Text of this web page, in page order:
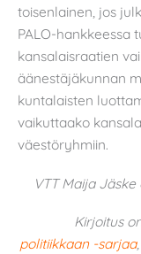
toisenlainen, jos
PALO-hankkeessa
kansalaisraatien
äänestäjäkunnan
kuntalaisten
vaikuttaako
väestöryhmiin.
VTT Maija
Kirjoitus
politiikkaan -sarjaa